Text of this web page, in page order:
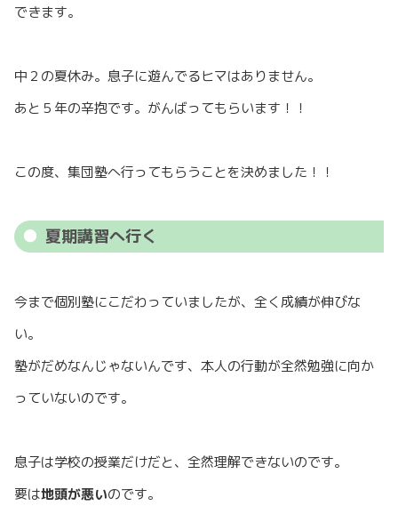
できます。
中２の夏休み。息子に遊んでるヒマはありません。
あと５年の辛抱です。がんばってもらいます！！
この度、集団塾へ行ってもらうことを決めました！！
夏期講習へ行く
今まで個別塾にこだわっていましたが、全く成績が伸びな
い。
塾がだめなんじゃないんです、本人の行動が全然勉強に向か
っていないのです。
息子は学校の授業だけだと、全然理解できないのです。
要は地頭が悪いのです。